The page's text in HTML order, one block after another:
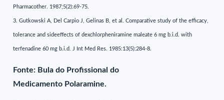
Pharmacother. 1987;5(2):69-75.
3. Gutkowski A, Del Carpio J, Gelinas B, et al. Comparative study of the efficacy,
tolerance and sideeffects of dexchlorpheniramine maleate 6 mg b.i.d. with
terfenadine 60 mg b.i.d. J Int Med Res. 1985:13(5):284-8.
Fonte: Bula do Profissional do
Medicamento Polaramine.